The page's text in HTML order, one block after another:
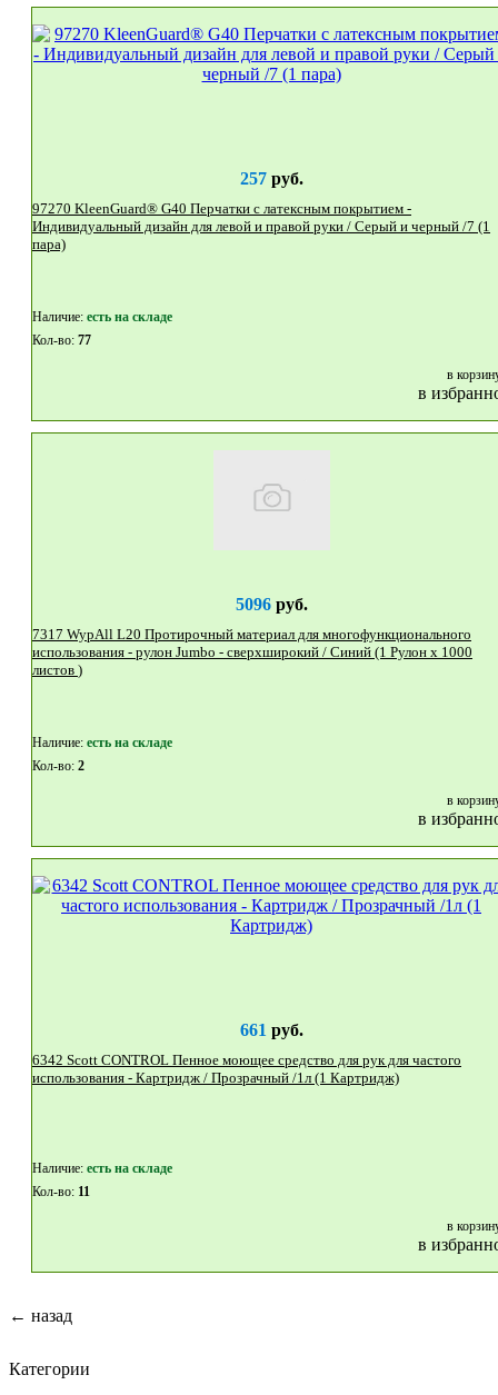
257руб.
97270 KleenGuard® G40 Перчатки с латексным покрытием -
Индивидуальный дизайн для левой и правой руки / Серый и черный /7 (1
пара)
Наличие: eсть на складе
Кол-во: 77
в
в
5096руб.
7317 WypAll L20 Протирочный материал для многофункционального
использования - рулон Jumbo - сверхширокий / Синий (1 Рулон x 1000
листов )
Наличие: eсть на складе
Кол-во: 2
в
в
661 руб.
6342 Scott CONTROL Пенное моющее средство для рук для частого
использования - Картридж / Прозрачный /1л (1 Картридж)
Наличие: eсть на складе
Кол-во: 11
в
в
← назад
Категории